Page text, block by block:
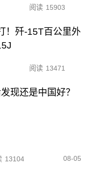
阅读 15903
！歼-15T百公里外
阅读 13471
现还是中国好？
13104 08-05